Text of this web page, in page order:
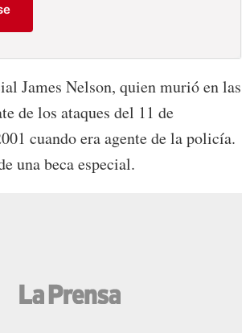
James Nelson, quien murió en las
de los ataques del 11 de
cuando era agente de la policía.
una beca especial.